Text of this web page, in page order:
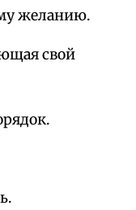
желанию.
свой